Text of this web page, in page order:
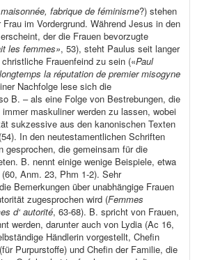
fabrique de féminisme?) stehen
im Vordergrund. Während Jesus in den
der die Frauen bevorzugte
les femmes», 53), steht Paulus seit langer
Frauenfeind zu sein («Paul
la réputation de premier misogyne
Nachfolge lese sich die
B. – als eine Folge von Bestrebungen, die
maskuliner werden zu lassen, wobei
sukzessive aus den kanonischen Texten
In den neutestamentlichen Schriften
gesprochen, die gemeinsam für die
B. nennt einige wenige Beispiele, etwa
Anm. 23, Phm 1-2). Sehr
Bemerkungen über unabhängige Frauen
zugesprochen wird (Femmes
d‘ autorité, 63-68). B. spricht von Frauen,
werden, darunter auch von Lydia (Ac 16,
Händlerin vorgestellt, Chefin
Purpurstoffe) und Chefin der Familie, die